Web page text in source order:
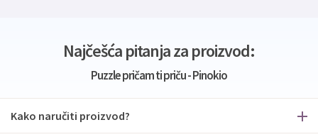
Najčešća pitanja za proizvod:
Puzzle pričam ti priču - Pinokio
Kako naručiti proizvod?